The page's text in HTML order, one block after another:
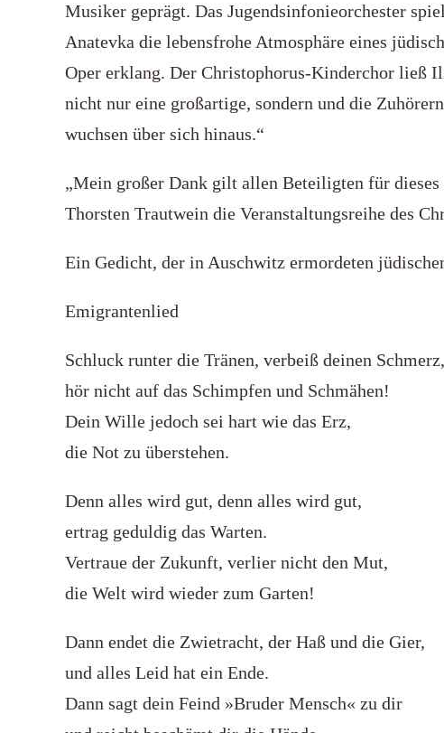
Musiker geprägt. Das Jugendsinfonieorchester
Anatevka die lebensfrohe Atmosphäre eines
Oper erklang. Der Christophorus-Kinderchor ließ
nicht nur eine großartige, sondern und die
wuchsen über sich hinaus.“
„Mein großer Dank gilt allen Beteiligten für
Thorsten Trautwein die Veranstaltungsreihe des
Ein Gedicht, der in Auschwitz ermordeten
Emigrantenlied
Schluck runter die Tränen, verbeiß deinen Schmerz,
hör nicht auf das Schimpfen und Schmähen!
Dein Wille jedoch sei hart wie das Erz,
die Not zu überstehen.
Denn alles wird gut, denn alles wird gut,
ertrag geduldig das Warten.
Vertraue der Zukunft, verlier nicht den Mut,
die Welt wird wieder zum Garten!
Dann endet die Zwietracht, der Haß und die Gier,
und alles Leid hat ein Ende.
Dann sagt dein Feind »Bruder Mensch« zu dir